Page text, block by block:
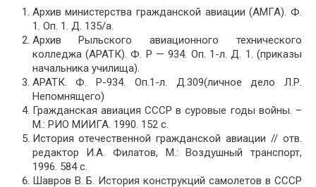
Архив министерства гражданской авиации (АМГА). Ф.
1. Оп. 1. Д. 135/а.
Архив Рыльского авиационного технического
колледжа (АРАТК). Ф. Р — 934. Оп. 1-л. Д. 1. (приказы
начальника училища).
АРАТК. Ф. Р-934. Оп.1-л. Д.309(личное дело Л.Р.
Непомнящего)
Гражданская авиация СССР в суровые годы войны. –
М.: РИО МИИГА. 1990. 152 с.
История отечественной гражданской авиации // отв.
редактор И.А. Филатов, М.: Воздушный транспорт,
1996. 584 с.
Шавров В. Б. История конструкций самолетов в СССР